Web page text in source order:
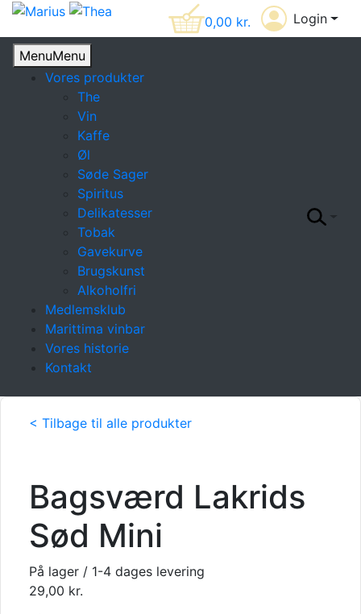
0,00 kr. Login
MenuMenu
Vores produkter
The
Vin
Kaffe
Øl
Søde Sager
Spiritus
Delikatesser
Tobak
Gavekurve
Brugskunst
Alkoholfri
Medlemsklub
Marittima vinbar
Vores historie
Kontakt
< Tilbage til alle produkter
Bagsværd Lakrids
Sød Mini
På lager / 1-4 dages levering
29,00 kr.